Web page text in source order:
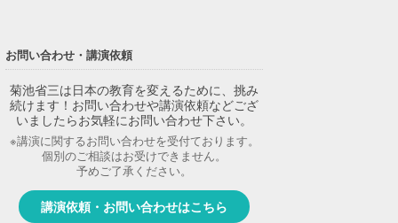
お問い合わせ・講演依頼
菊池省三は日本の教育を変えるために、挑み
続けます！お問い合わせや講演依頼などござ
いましたらお気軽にお問い合わせ下さい。
※講演に関するお問い合わせを受付ております。
個別のご相談はお受けできません。
予めご了承ください。
講演依頼・お問い合わせはこちら